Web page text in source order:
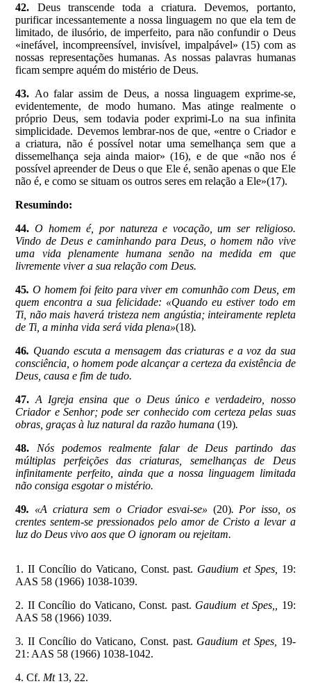
42.
Deus transcende toda a criatura. Devemos, portanto,
purificar incessantemente a nossa linguagem no que ela tem de
limitado, de ilusório, de imperfeito, para não confundir o Deus
«inefável, incompreensível, invisível, impalpável» (15) com as
nossas representações humanas. As nossas palavras humanas
ficam sempre aquém do mistério de Deus.
43. Ao falar assim de Deus, a nossa linguagem exprime-se,
evidentemente, de modo humano. Mas atinge realmente o
próprio Deus, sem todavia poder exprimi-Lo na sua infinita
simplicidade. Devemos lembrar-nos de que, «entre o Criador e
a criatura, não é possível notar uma semelhança sem que a
dissemelhança seja ainda maior» (16), e de que «não nos é
possível apreender de Deus o que Ele é, senão apenas o que Ele
não é, e como se situam os outros seres em relação a Ele»(17).
Resumindo:
44. O homem é, por natureza e vocação, um ser religioso.
Vindo de Deus e caminhando para Deus, o homem não vive
uma vida plenamente humana senão na medida em que
livremente viver a sua relação com Deus.
45. O homem foi feito para viver em comunhão com Deus, em
quem encontra a sua felicidade: «Quando eu estiver todo em
Ti, não mais haverá tristeza nem angústia; inteiramente repleta
de Ti, a minha vida será vida plena»(18).
46. Quando escuta a mensagem das criaturas e a voz da sua
consciência, o homem pode alcançar a certeza da existência de
Deus, causa e fim de tudo.
47. A Igreja ensina que o Deus único e verdadeiro, nosso
Criador e Senhor; pode ser conhecido com certeza pelas suas
obras, graças à luz natural da razão humana (19).
48.
Nós podemos realmente falar de Deus partindo das
múltiplas perfeições das criaturas, semelhanças de Deus
infinitamente perfeito, ainda que a nossa linguagem limitada
não consiga esgotar o mistério.
49. «A criatura sem o Criador esvai-se» (20). Por isso, os
crentes sentem-se pressionados pelo amor de Cristo a levar a
luz do Deus vivo aos que O ignoram ou rejeitam.
1. II Concílio do Vaticano, Const. past. Gaudium et Spes,
19:
AAS 58 (1966) 1038-1039.
2. II Concílio do Vaticano, Const. past. Gaudium et Spes,,
19:
AAS 58 (1966) 1039.
3. II Concílio do Vaticano, Const. past. Gaudium et Spes,
19-
21: AAS 58 (1966) 1038-1042.
4. Cf. Mt 13, 22.